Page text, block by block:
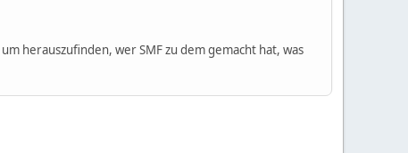
um herauszufinden, wer SMF zu dem gemacht hat, was